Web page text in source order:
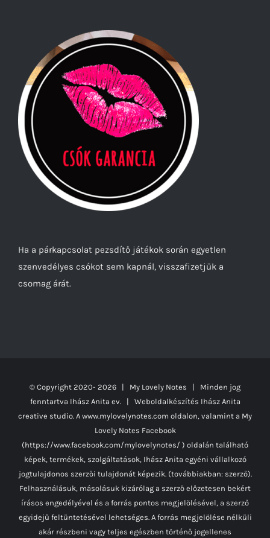
Ha a párkapcsolat pezsdítő játékok során egyetlen
szenvedélyes csókot sem kapnál, visszafizetjük a
csomag árát.
© Copyright 2020- 2026 | My Lovely Notes | Minden jog
fenntartva Ihász Anita ev. | Weboldalkészítés Ihász Anita
creative studio. A www.mylovelynotes.com oldalon, valamint a My
Lovely Notes Facebook
(https://www.facebook.com/mylovelynotes/ ) oldalán található
képek, termékek, szolgáltatások, Ihász Anita egyéni vállalkozó
jogtulajdonos szerzői tulajdonát képezik. (továbbiakban: szerző).
Felhasználásuk, másolásuk kizárólag a szerző előzetesen bekért
írásos engedélyével és a forrás pontos megjelölésével, a szerző
egyidejű feltüntetésével lehetséges. A forrás megjelölése nélküli
akár részbeni vagy teljes egészben történő jogellenes